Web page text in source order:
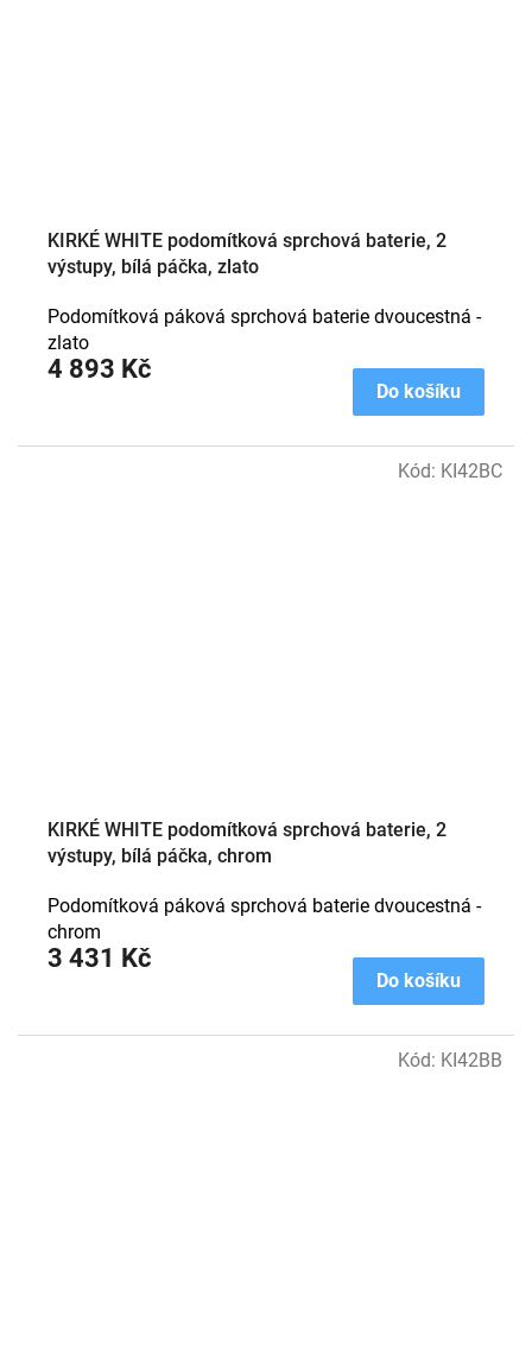
KIRKÉ WHITE podomítková sprchová baterie, 2
výstupy, bílá páčka, zlato
4 893 Kč
Do košíku
Podomítková páková sprchová baterie dvoucestná -
zlato
KIRKÉ WHITE podomítková sprchová baterie, 2
výstupy, bílá páčka, chrom
3 431 Kč
Do košíku
Podomítková páková sprchová baterie dvoucestná -
chrom
Kód: KI42BC
Kód: KI42BB